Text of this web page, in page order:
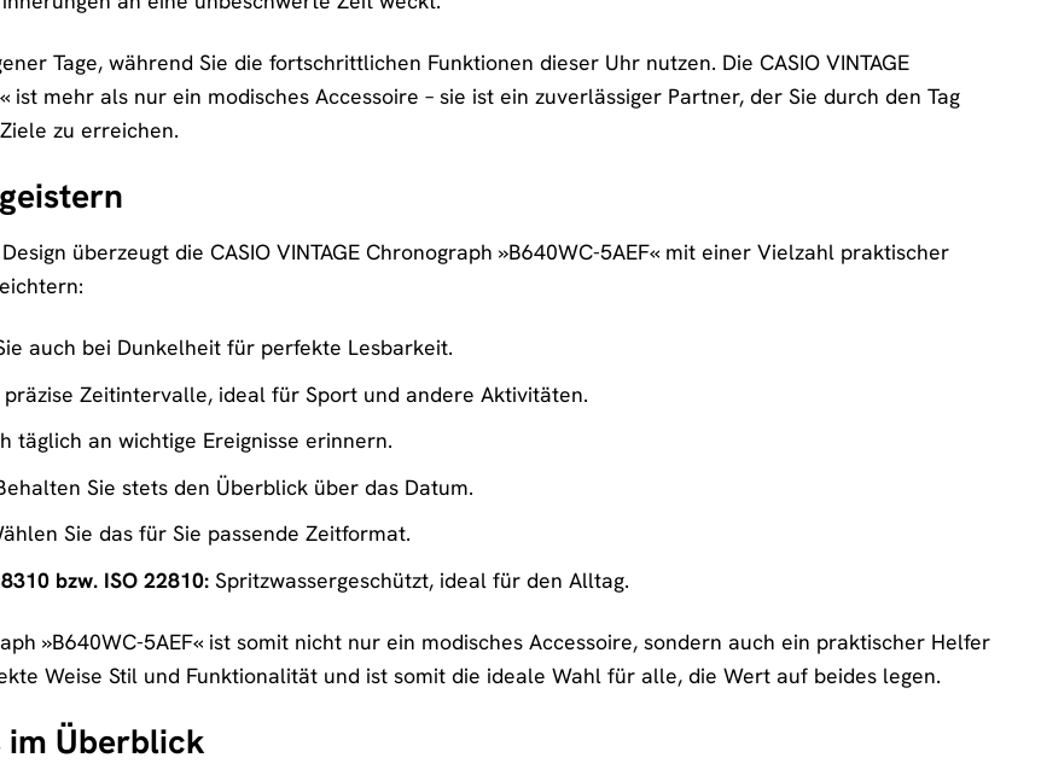
Tage, während Sie die fortschrittlichen Funktionen dieser Uhr nutzen. Die CASIO VINTAGE
ist mehr als nur ein modisches Accessoire – sie ist ein zuverlässiger Partner, der Sie durch den Tag
zu erreichen.
überzeugt die CASIO VINTAGE Chronograph »B640WC-5AEF« mit einer Vielzahl praktischer
auch bei Dunkelheit für perfekte Lesbarkeit.
Zeitintervalle, ideal für Sport und andere Aktivitäten.
täglich an wichtige Ereignisse erinnern.
Sie stets den Überblick über das Datum.
Sie das für Sie passende Zeitformat.
bzw. ISO 22810:Spritzwassergeschützt, ideal für den Alltag.
»B640WC-5AEF« ist somit nicht nur ein modisches Accessoire, sondern auch ein praktischer Helfer
Weise Stil und Funktionalität und ist somit die ideale Wahl für alle, die Wert auf beides legen.
im Überblick